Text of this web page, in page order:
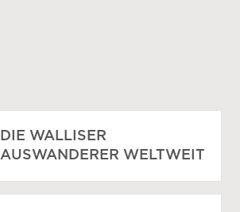
DIE WALLISER
AUSWANDERER WELTWEIT